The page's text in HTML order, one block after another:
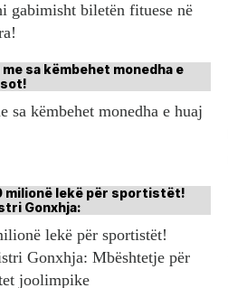
gabimisht biletën fituese në
sa këmbehet monedha e huaj
lekë për sportistët!
Gonxhja: Mbështetje për
joolimpike